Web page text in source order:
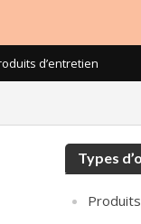
d’entretien
Types